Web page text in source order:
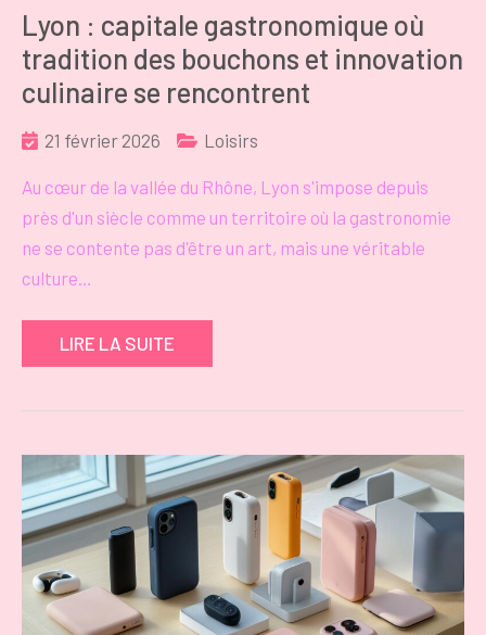
Lyon : capitale gastronomique où
tradition des bouchons et innovation
culinaire se rencontrent
21 février 2026 Loisirs
Au cœur de la vallée du Rhône, Lyon s'impose depuis
près d'un siècle comme un territoire où la gastronomie
ne se contente pas d'être un art, mais une véritable
culture…
LIRE LA SUITE